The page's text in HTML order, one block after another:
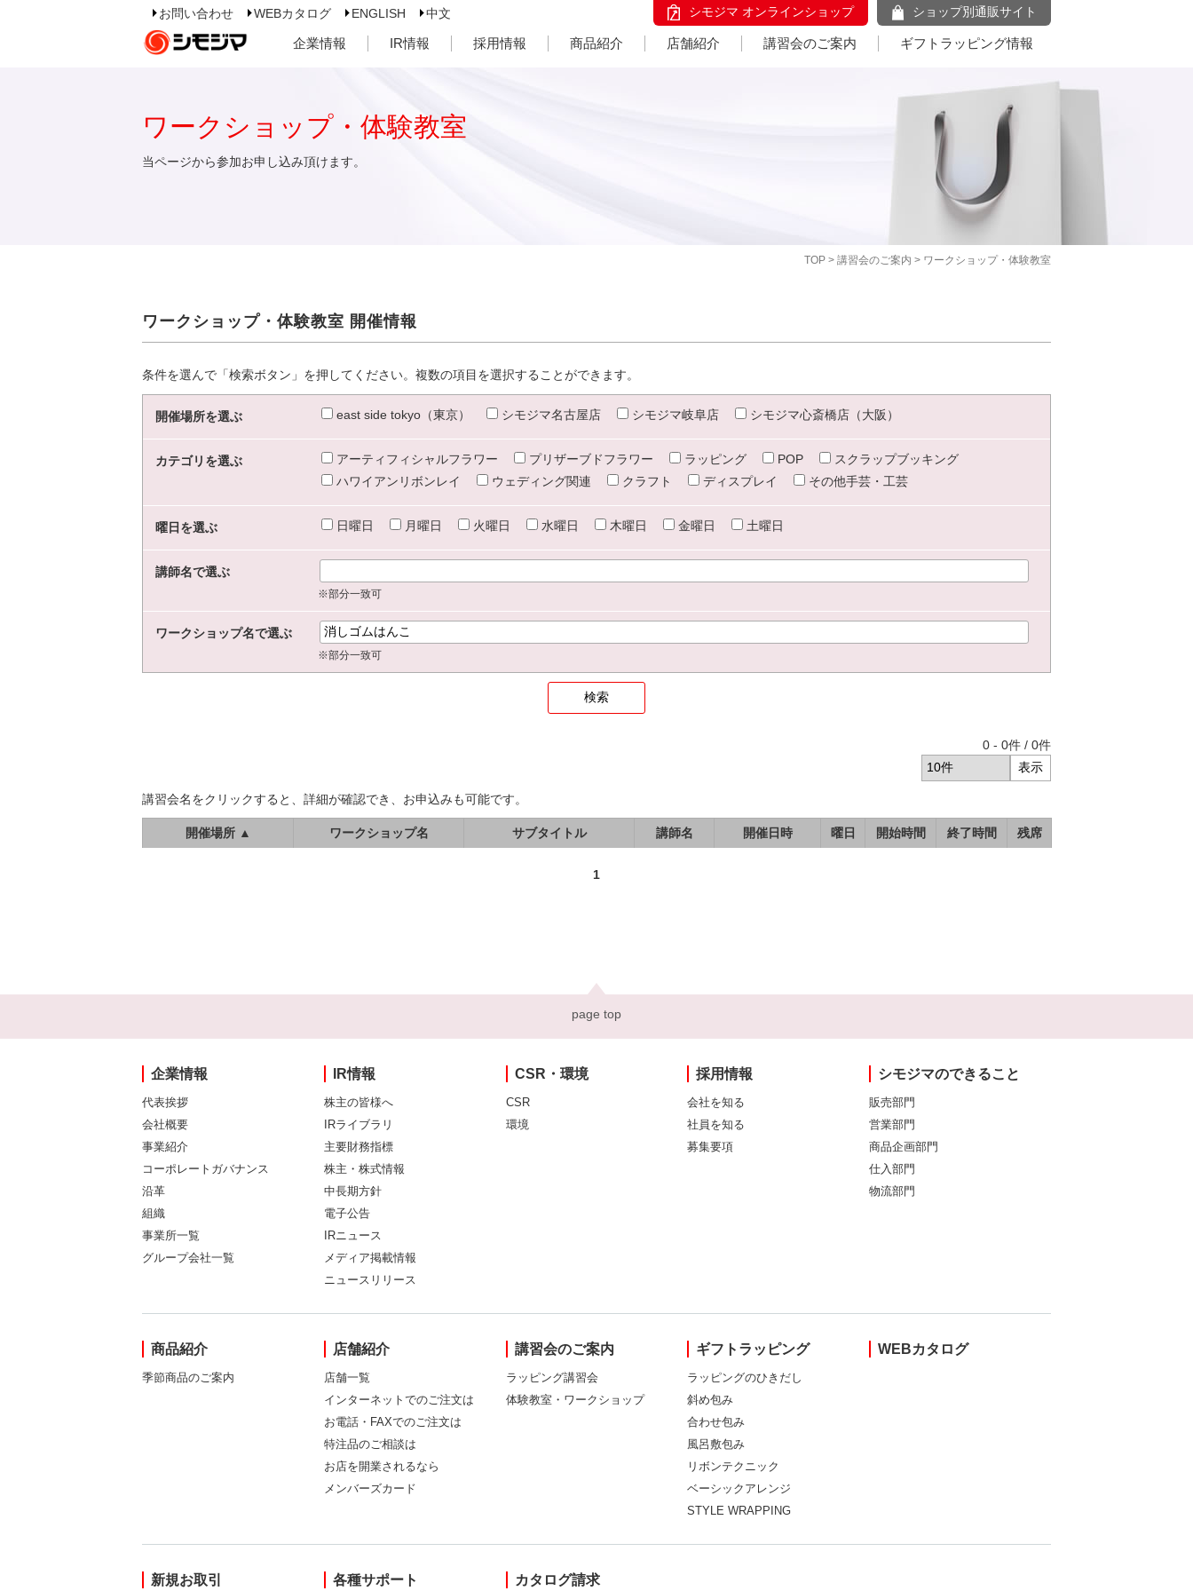
お問い合わせ WEBカタログ ENGLISH 中文 シモジマ オンラインショップ ショップ別通販サイト
企業情報 IR情報 採用情報 商品紹介 店舗紹介 講習会のご案内 ギフトラッピング情報
TOP > 講習会のご案内 > ワークショップ・体験教室
ワークショップ・体験教室
当ページから参加お申し込み頂けます。
ワークショップ・体験教室 開催情報
条件を選んで「検索ボタン」を押してください。複数の項目を選択することができます。
開催場所を選ぶ east side tokyo（東京） シモジマ名古屋店 シモジマ岐阜店 シモジマ心斎橋店（大阪）
カテゴリを選ぶ アーティフィシャルフラワー プリザーブドフラワー ラッピング POP
スクラップブッキング
ハワイアンリボンレイ
ウェディング関連 クラフト ディスプレイ その他手芸・工芸
曜日を選ぶ 日曜日 月曜日 火曜日 水曜日 木曜日 金曜日 土曜日
講師名で選ぶ
※部分一致可
ワークショップ名で選ぶ
※部分一致可
0 - 0件 / 0件
講習会名をクリックすると、詳細が確認でき、お申込みも可能です。
開催場所 ▲ ワークショップ名 サブタイトル 講師名 開催日時 曜日 開始時間 終了時間 残席
1
page top
企業情報
代表挨拶
会社概要
事業紹介
コーポレートガバナンス
沿革
組織
事業所一覧
グループ会社一覧
IR情報
株主の皆様へ
IRライブラリ
主要財務指標
株主・株式情報
中長期方針
電子公告
IRニュース
メディア掲載情報
ニュースリリース
CSR・環境
CSR
環境
採用情報
会社を知る
社員を知る
募集要項
シモジマのできること
販売部門
営業部門
商品企画部門
仕入部門
物流部門
商品紹介
季節商品のご案内
店舗紹介
店舗一覧
インターネットでのご注文は
お電話・FAXでのご注文は
特注品のご相談は
お店を開業されるなら
メンバーズカード
講習会のご案内
ラッピング講習会
体験教室・ワークショップ
ギフトラッピング
ラッピングのひきだし
斜め包み
合わせ包み
風呂敷包み
リボンテクニック
ベーシックアレンジ
STYLE WRAPPING
WEBカタログ
新規お取引 各種サポート カタログ請求